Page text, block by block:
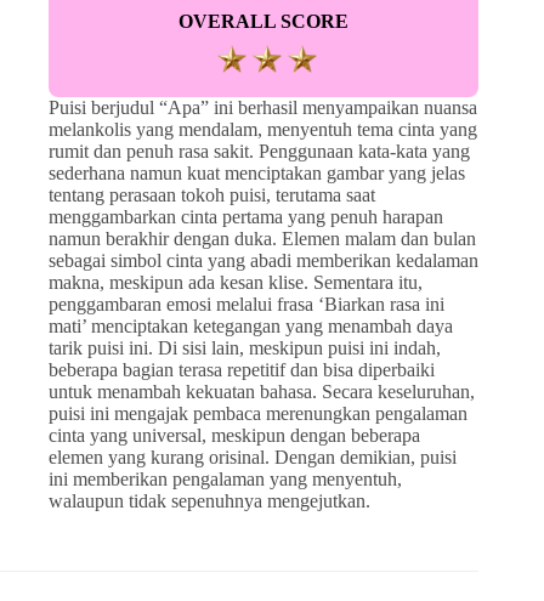
OVERALL SCORE
Puisi berjudul “Apa” ini berhasil menyampaikan nuansa
melankolis yang mendalam, menyentuh tema cinta yang
rumit dan penuh rasa sakit. Penggunaan kata-kata yang
sederhana namun kuat menciptakan gambar yang jelas
tentang perasaan tokoh puisi, terutama saat
menggambarkan cinta pertama yang penuh harapan
namun berakhir dengan duka. Elemen malam dan bulan
sebagai simbol cinta yang abadi memberikan kedalaman
makna, meskipun ada kesan klise. Sementara itu,
penggambaran emosi melalui frasa ‘Biarkan rasa ini
mati’ menciptakan ketegangan yang menambah daya
tarik puisi ini. Di sisi lain, meskipun puisi ini indah,
beberapa bagian terasa repetitif dan bisa diperbaiki
untuk menambah kekuatan bahasa. Secara keseluruhan,
puisi ini mengajak pembaca merenungkan pengalaman
cinta yang universal, meskipun dengan beberapa
elemen yang kurang orisinal. Dengan demikian, puisi
ini memberikan pengalaman yang menyentuh,
walaupun tidak sepenuhnya mengejutkan.